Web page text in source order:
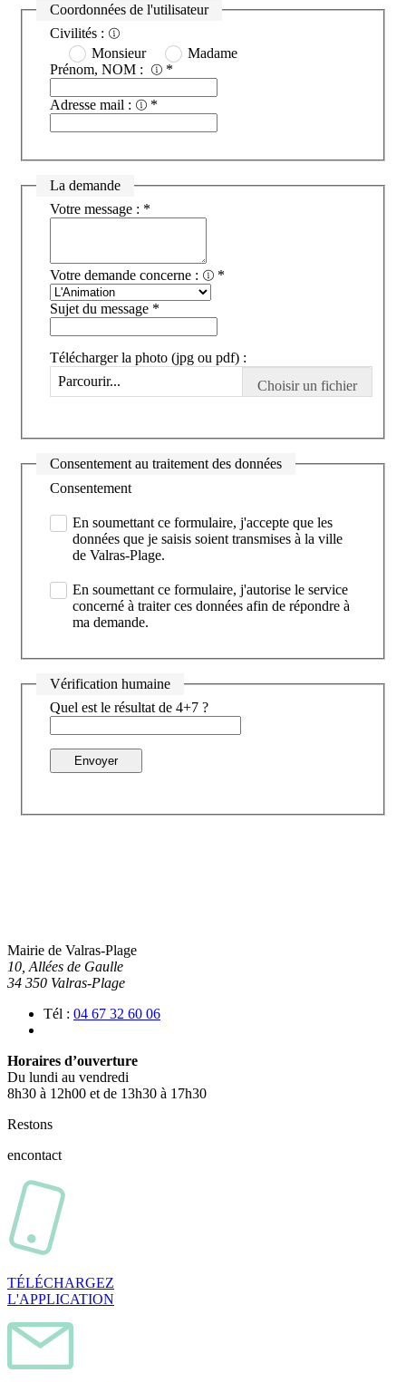
RSS
Nous contacter
Coordonnées de l'utilisateur
Civilités :
Monsieur
Madame
Prénom, NOM :
*
Adresse mail : *
La demande
Votre message : *
Votre demande concerne : *
Sujet du message *
Télécharger la photo (jpg ou pdf) :
Parcourir...
Consentement au traitement des données
Consentement
En soumettant ce formulaire, j'accepte que les
données que je saisis soient transmises à la ville
de Valras-Plage.
En soumettant ce formulaire, j'autorise le service
concerné à traiter ces données afin de répondre à
ma demande.
Vérification humaine
Quel est le résultat de 4+7 ?
Envoyer
Mairie de Valras-Plage
10, Allées de Gaulle
34 350 Valras-Plage
Tél : 04 67 32 60 06
Horaires d’ouverture
Du lundi au vendredi
8h30 à 12h00 et de 13h30 à 17h30
Restons
encontact
TÉLÉCHARGEZ
L'APPLICATION